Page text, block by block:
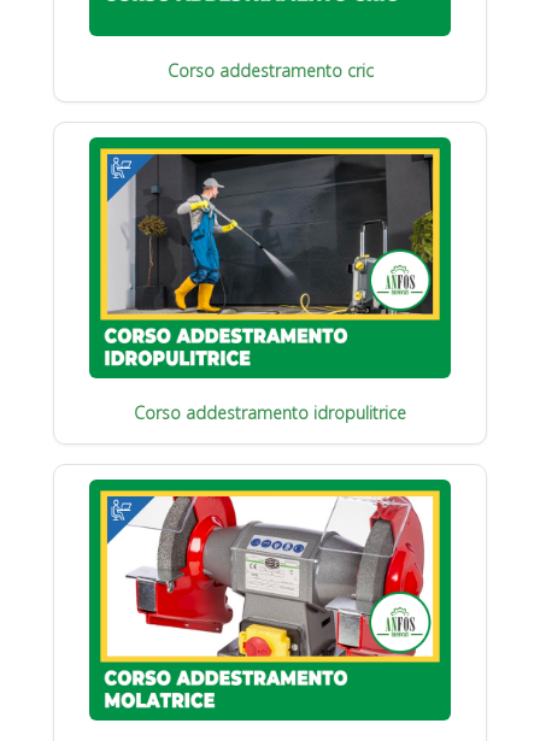
Corso addestramento cric
Corso addestramento idropulitrice